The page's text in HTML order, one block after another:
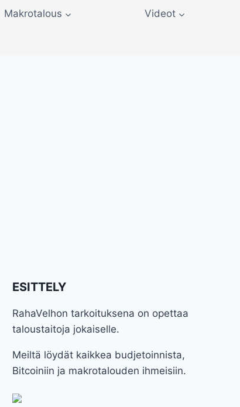
Makrotalous Videot
ESITTELY
RahaVelhon tarkoituksena on opettaa
taloustaitoja jokaiselle.
Meiltä löydät kaikkea budjetoinnista,
Bitcoiniin ja makrotalouden ihmeisiin.